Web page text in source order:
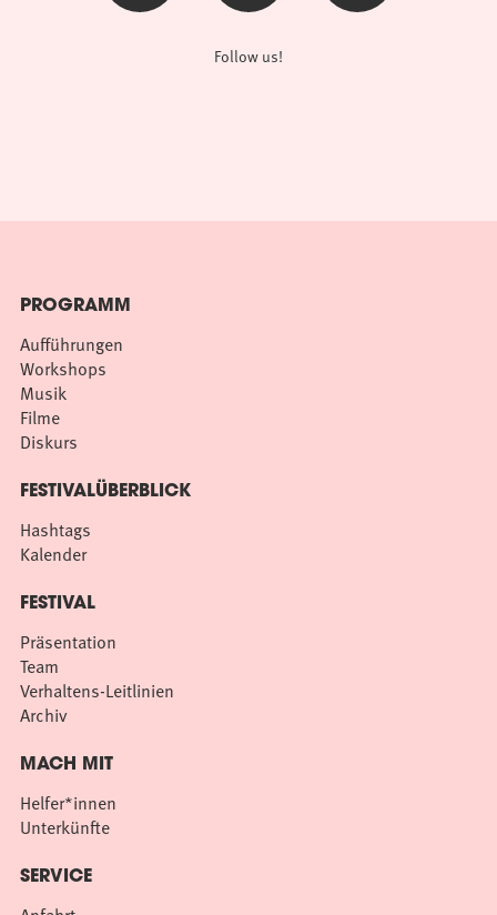
Follow us!
PROGRAMM
Aufführungen
Workshops
Musik
Filme
Diskurs
FESTIVALÜBERBLICK
Hashtags
Kalender
FESTIVAL
Präsentation
Team
Verhaltens-Leitlinien
Archiv
MACH MIT
Helfer*innen
Unterkünfte
SERVICE